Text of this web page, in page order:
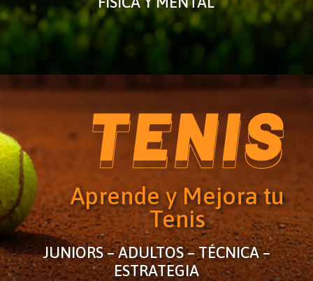
Aprende y Mejora tu
Tenis
JUNIORS – ADULTOS – TÉCNICA –
ESTRATEGIA